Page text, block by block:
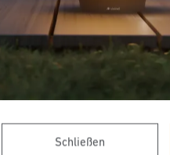
Schließen